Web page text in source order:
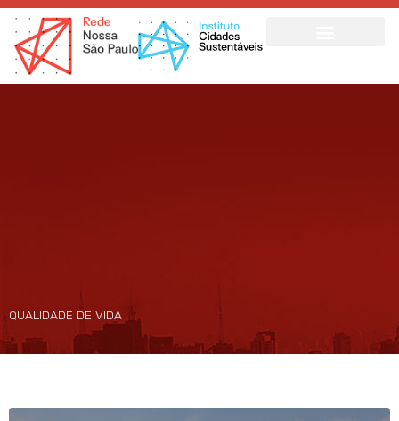
Ir
para
conteúdo
QUALIDADE DE VIDA